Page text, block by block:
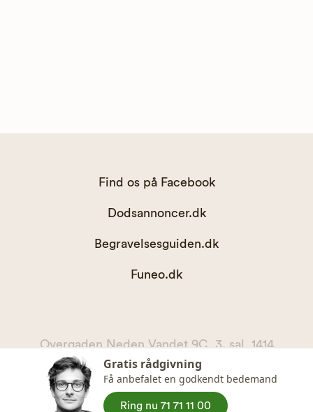
Find os på Facebook
Dodsannoncer.dk
Begravelsesguiden.dk
Funeo.dk
Overgaden Neden Vandet 9C, 3. sal, 1414
København K
kontakt@begravelsesguiden.dk, telefon 71 71 11 00
CVR. 36065567
Gratis rådgivning
Få anbefalet en godkendt bedemand
Ring nu 71 71 11 00